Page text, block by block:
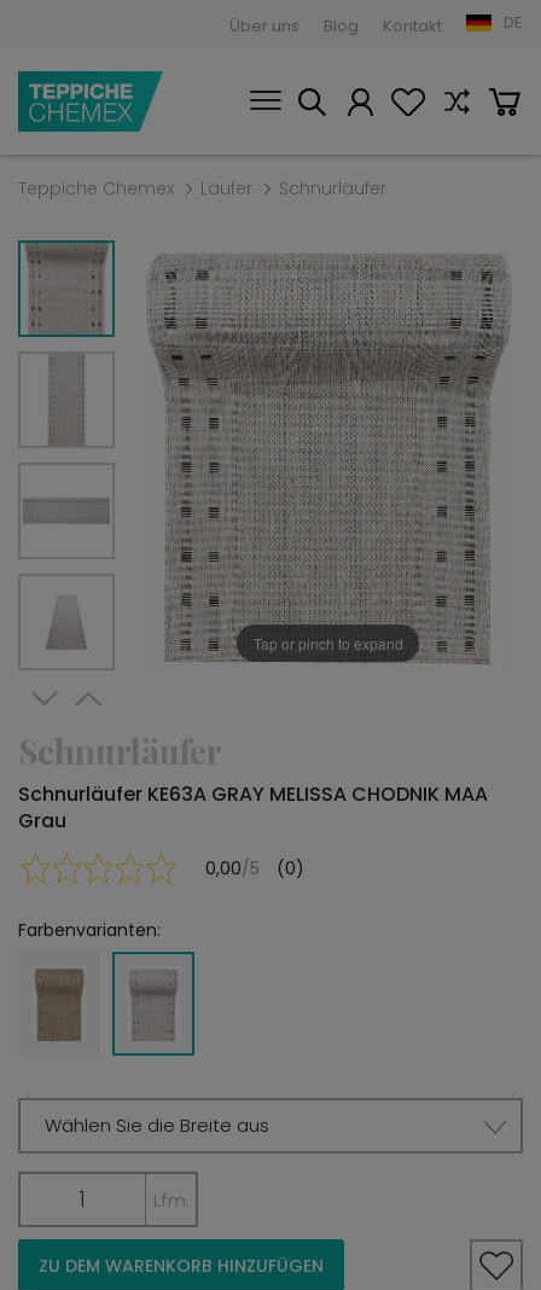
Über uns Blog Kontakt DE
Teppiche Chemex Läufer Schnurläufer
Tap or pinch to expand
Schnurläufer
Schnurläufer KE63A GRAY MELISSA CHODNIK MAA
Grau
0,00/5 (0)
Farbenvarianten:
Wählen Sie die Breite aus
Lfm.
ZU DEM WARENKORB HINZUFÜGEN